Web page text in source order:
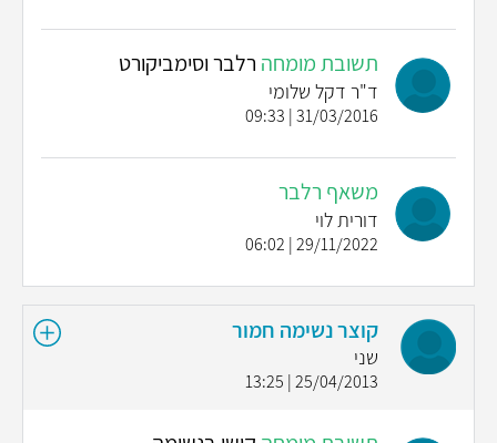
תשובת מומחה רלבר וסימביקורט
ד"ר דקל שלומי
31/03/2016 | 09:33
משאף רלבר
דורית לוי
29/11/2022 | 06:02
קוצר נשימה חמור
שני
25/04/2013 | 13:25